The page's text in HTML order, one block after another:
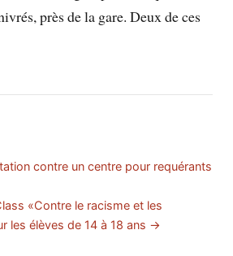
près de la gare. Deux de ces
contre un centre pour requérants
«Contre le racisme et les
les élèves de 14 à 18 ans →